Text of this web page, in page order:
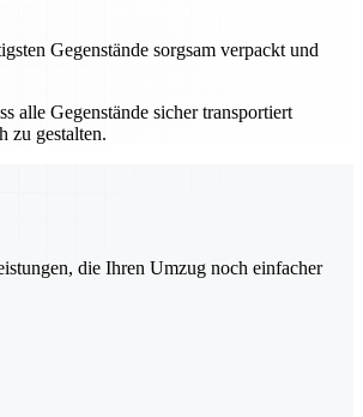
Gegenstände sorgsam verpackt und
alle Gegenstände sicher transportiert
zu gestalten.
die Ihren Umzug noch einfacher